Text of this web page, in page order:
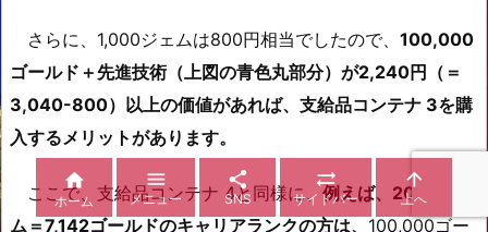
さらに、1,000ジェムは800円相当でしたので、 100,000
ゴールド＋先進技術（上図の青色丸部分）が2,240円（＝
3,040-800）以上の価値があれば、支給品コンテナ 3を購
入するメリットがあります。
ここで、支給品コンテナ 4と同様に、例えば、200ジェ
ム＝7,142ゴールドのキャリアランクの方は、 100,000ゴー

ホーム

メニュー

SNS

サイドバー

上へ